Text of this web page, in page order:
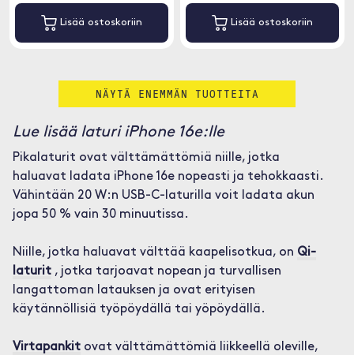
Lisää ostoskoriin Lisää ostoskoriin
NÄYTÄ ENEMMÄN TUOTTEITA
Lue lisää laturi iPhone 16e:lle
Pikalaturit ovat välttämättömiä niille, jotka
haluavat ladata iPhone 16e nopeasti ja tehokkaasti.
Vähintään 20 W:n USB-C-laturilla voit ladata akun
jopa 50 % vain 30 minuutissa.
Niille, jotka haluavat välttää kaapelisotkua, on Qi-
laturit, jotka tarjoavat nopean ja turvallisen
langattoman latauksen ja ovat erityisen
käytännöllisiä työpöydällä tai yöpöydällä.
Virtapankitovat välttämättömiä liikkeellä oleville,